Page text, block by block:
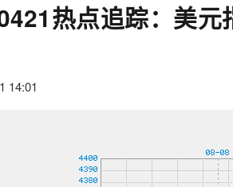
热点追踪：美
14:01